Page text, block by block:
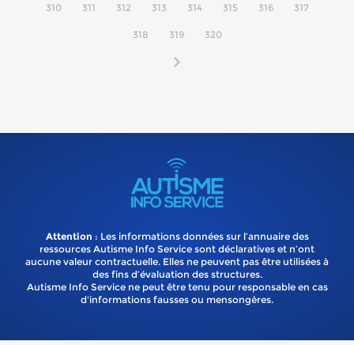
310 311 312 313 314 315 316 317
318 319 320
Attention : Les informations données sur l’annuaire des
ressources Autisme Info Service sont déclaratives et n’ont
aucune valeur contractuelle. Elles ne peuvent pas être utilisées à
des fins d’évaluation des structures.
Autisme Info Service ne peut être tenu pour responsable en cas
d'informations fausses ou mensongères.